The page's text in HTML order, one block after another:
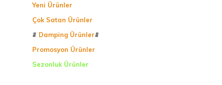
Yeni Ürünler
Çok Satan Ürünler
# Damping Ürünler#
Promosyon Ürünler
Sezonluk Ürünler